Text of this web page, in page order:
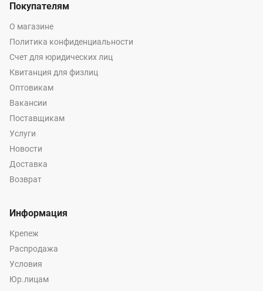
Покупателям
О магазине
Политика конфиденциальности
Счет для юридических лиц
Квитанция для физлиц
Оптовикам
Вакансии
Поставщикам
Услуги
Новости
Доставка
Возврат
Информация
Крепеж
Распродажа
Условия
Юр.лицам